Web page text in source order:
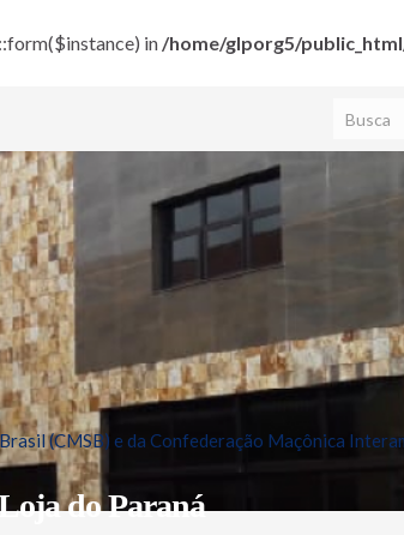
in /home/glporg5/
do Paraná
(CMSB) e da Confederação Maçônica